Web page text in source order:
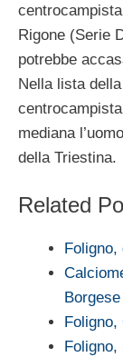
Rigone (Serie
potrebbe
Nella lista
mediana
della Triestina.
Related
Borgese